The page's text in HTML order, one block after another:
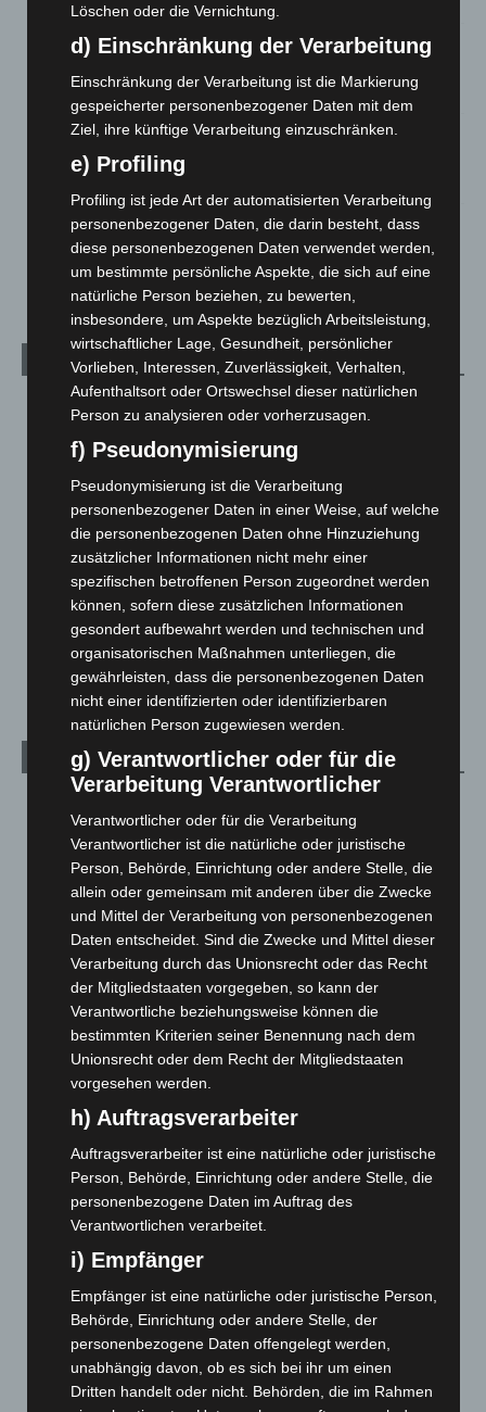
Brand im „Haus der Begegnung“ in Neuwarmbüchen schnell
6. August 2026
Region Hannover: 21 neue Notfallsanitäter starten beim
Roten Kreuz
5. August 2026
Mann läuft mit Hockeyschläger über A7 – Polizei sucht
Zeugen
5. August 2026
Kategorien
Blaulicht
Corona-News
Langenhagen und Ortsteile
3.252
Leserbriefe
Menschen
Über uns
Veranstaltungen
1.889
Archiv
Juli 2026(73)
Juni 2026(139)
Mai 2026(99)
April 2026(99)
März 2026(115)
Februar 2026(109)
Januar 2026(122)
Dezember 2025(103)
November 2025
Oktober 2025(112)
September 2025(93)
August 2025(90)
Juli 2025(90)
Juni 2025(103)
Mai 2025(112)
April 2025(88)
März 2025 (111)
Februar 2025(96)
Löschen oder die Vernichtung.
d) Einschränkung der Verarbeitung
Einschränkung der Verarbeitung ist die Markierung
gespeicherter personenbezogener Daten mit dem
Ziel, ihre künftige Verarbeitung einzuschränken.
e) Profiling
Profiling ist jede Art der automatisierten Verarbeitung
personenbezogener Daten, die darin besteht, dass
diese personenbezogenen Daten verwendet werden,
um bestimmte persönliche Aspekte, die sich auf eine
natürliche Person beziehen, zu bewerten,
insbesondere, um Aspekte bezüglich Arbeitsleistung,
wirtschaftlicher Lage, Gesundheit, persönlicher
Vorlieben, Interessen, Zuverlässigkeit, Verhalten,
Aufenthaltsort oder Ortswechsel dieser natürlichen
Person zu analysieren oder vorherzusagen.
f) Pseudonymisierung
Pseudonymisierung ist die Verarbeitung
personenbezogener Daten in einer Weise, auf welche
die personenbezogenen Daten ohne Hinzuziehung
zusätzlicher Informationen nicht mehr einer
spezifischen betroffenen Person zugeordnet werden
können, sofern diese zusätzlichen Informationen
gesondert aufbewahrt werden und technischen und
organisatorischen Maßnahmen unterliegen, die
gewährleisten, dass die personenbezogenen Daten
nicht einer identifizierten oder identifizierbaren
natürlichen Person zugewiesen werden.
g) Verantwortlicher oder für die
Verarbeitung Verantwortlicher
Verantwortlicher oder für die Verarbeitung
Verantwortlicher ist die natürliche oder juristische
Person, Behörde, Einrichtung oder andere Stelle, die
allein oder gemeinsam mit anderen über die Zwecke
und Mittel der Verarbeitung von personenbezogenen
Daten entscheidet. Sind die Zwecke und Mittel dieser
Verarbeitung durch das Unionsrecht oder das Recht
der Mitgliedstaaten vorgegeben, so kann der
Verantwortliche beziehungsweise können die
bestimmten Kriterien seiner Benennung nach dem
Unionsrecht oder dem Recht der Mitgliedstaaten
vorgesehen werden.
h) Auftragsverarbeiter
Auftragsverarbeiter ist eine natürliche oder juristische
Person, Behörde, Einrichtung oder andere Stelle, die
personenbezogene Daten im Auftrag des
Verantwortlichen verarbeitet.
i) Empfänger
Empfänger ist eine natürliche oder juristische Person,
Behörde, Einrichtung oder andere Stelle, der
personenbezogene Daten offengelegt werden,
unabhängig davon, ob es sich bei ihr um einen
Dritten handelt oder nicht. Behörden, die im Rahmen